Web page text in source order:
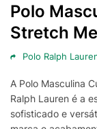
Polo
Stretch
Polo Ralph
A Polo Masculina
Ralph Lauren é a
sofisticado e